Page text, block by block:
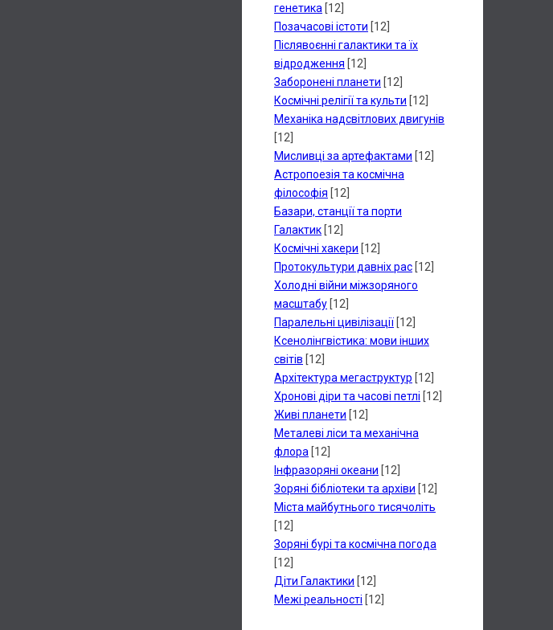
генетика [12]
Позачасові істоти [12]
Післявоєнні галактики та їх
відродження [12]
Заборонені планети [12]
Космічні релігії та культи [12]
Механіка надсвітлових двигунів
[12]
Мисливці за артефактами [12]
Астропоезія та космічна
філософія [12]
Базари, станції та порти
Галактик [12]
Космічні хакери [12]
Протокультури давніх рас [12]
Холодні війни міжзоряного
масштабу [12]
Паралельні цивілізації [12]
Ксенолінгвістика: мови інших
світів [12]
Архітектура мегаструктур [12]
Хронові діри та часові петлі [12]
Живі планети [12]
Металеві ліси та механічна
флора [12]
Інфразоряні океани [12]
Зоряні бібліотеки та архіви [12]
Міста майбутнього тисячоліть
[12]
Зоряні бурі та космічна погода
[12]
Діти Галактики [12]
Межі реальності [12]